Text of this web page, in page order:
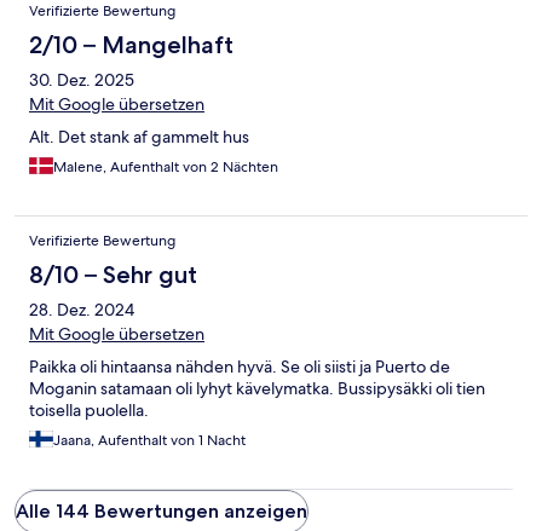
Verifizierte Bewertung
2/10 – Mangelhaft
30. Dez. 2025
Mit Google übersetzen
Alt. Det stank af gammelt hus
Malene, Aufenthalt von 2 Nächten
Verifizierte Bewertung
8/10 – Sehr gut
28. Dez. 2024
Mit Google übersetzen
Paikka oli hintaansa nähden hyvä. Se oli siisti ja Puerto de
Moganin satamaan oli lyhyt kävelymatka. Bussipysäkki oli tien
toisella puolella.
Jaana, Aufenthalt von 1 Nacht
Alle 144 Bewertungen anzeigen